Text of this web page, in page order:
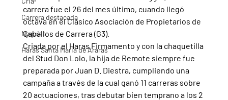
Carrera destacada
Nyquist
Haras Santa Maria de Araras
carrera fue el 26 del mes último, cuando llegó
octava en el Clásico Asociación de Propietarios de
Caballos de Carrera (G3).
Criada por el Haras Firmamento y con la chaquetilla
del Stud Don Lolo, la hija de Remote siempre fue
preparada por Juan D. Diestra, cumpliendo una
campaña a través de la cual ganó 11 carreras sobre
20 actuaciones, tras debutar bien temprano a los 2